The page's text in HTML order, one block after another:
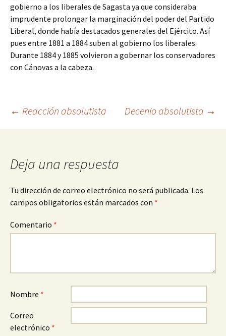
gobierno a los liberales de Sagasta ya que consideraba
imprudente prolongar la marginación del poder del Partido
Liberal, donde había destacados generales del Ejército. Así
pues entre 1881 a 1884 suben al gobierno los liberales.
Durante 1884 y 1885 volvieron a gobernar los conservadores
con Cánovas a la cabeza.
Navegación
entradas
← Reacción absolutista Decenio absolutista →
Deja una respuesta
Tu dirección de correo electrónico no será publicada. Los
campos obligatorios están marcados con *
Comentario *
Nombre *
Correo
electrónico *